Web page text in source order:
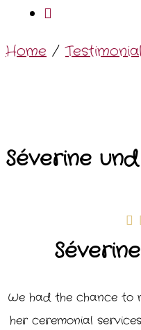
Home /
Séverine
We had the chance to
her ceremonial